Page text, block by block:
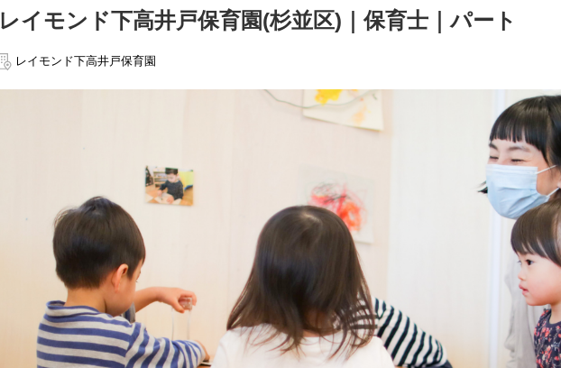
レイモンド下高井戸保育園(杉並区)｜保育士｜パート
レイモンド下高井戸保育園